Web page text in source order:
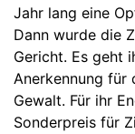
Jahr lang eine
Dann wurde die
Gericht. Es geht
Anerkennung für
Gewalt. Für ihr
Sonderpreis für